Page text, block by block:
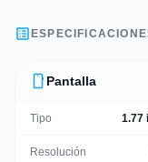
list_alt
smartphone Pantalla
Tipo 1.77
Resolución